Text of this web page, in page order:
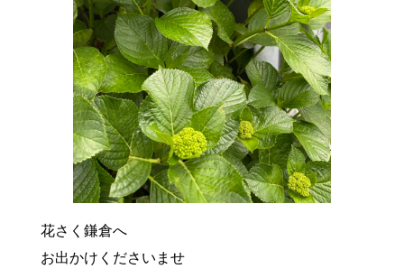
花さく鎌倉へ
お出かけくださいませ